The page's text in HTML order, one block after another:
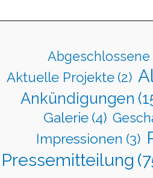
Abgeschlossene
Aktuelle Projekte (2)
Ankündigungen
Galerie (4)
Impressionen (3)
Pressemitteilung